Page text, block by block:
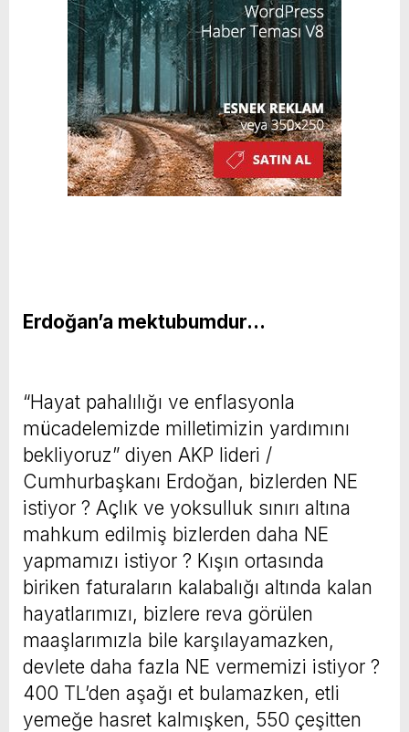
Erdoğan’a mektubumdur…
“Hayat pahalılığı ve enflasyonla
mücadelemizde milletimizin yardımını
bekliyoruz” diyen AKP lideri /
Cumhurbaşkanı Erdoğan, bizlerden NE
istiyor ? Açlık ve yoksulluk sınırı altına
mahkum edilmiş bizlerden daha NE
yapmamızı istiyor ? Kışın ortasında
biriken faturaların kalabalığı altında kalan
hayatlarımızı, bizlere reva görülen
maaşlarımızla bile karşılayamazken,
devlete daha fazla NE vermemizi istiyor ?
400 TL’den aşağı et bulamazken, etli
yemeğe hasret kalmışken, 550 çeşitten